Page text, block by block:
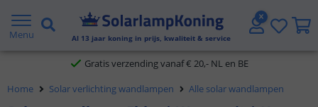
Menu Al 13 jaar koning in prijs, kwaliteit & service
Gratis verzending vanaf € 20,- NL en BE
Home Solar verlichting wandlampen Alle solar wandlampen